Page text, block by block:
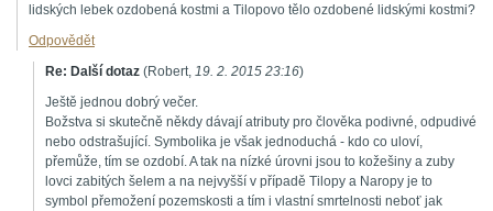
lidských lebek ozdobená kostmi a Tilopovo tělo ozdobené lidskými kostmi?
Odpovědět
Re: Další dotaz (Robert, 19. 2. 2015 23:16)
Ještě jednou dobrý večer.
Božstva si skutečně někdy dávají atributy pro člověka podivné, odpudivé
nebo odstrašující. Symbolika je však jednoduchá - kdo co uloví,
přemůže, tím se ozdobí. A tak na nízké úrovni jsou to kožešiny a zuby
lovci zabitých šelem a na nejvyšší v případě Tilopy a Naropy je to
symbol přemožení pozemskosti a tím i vlastní smrtelnosti neboť jak